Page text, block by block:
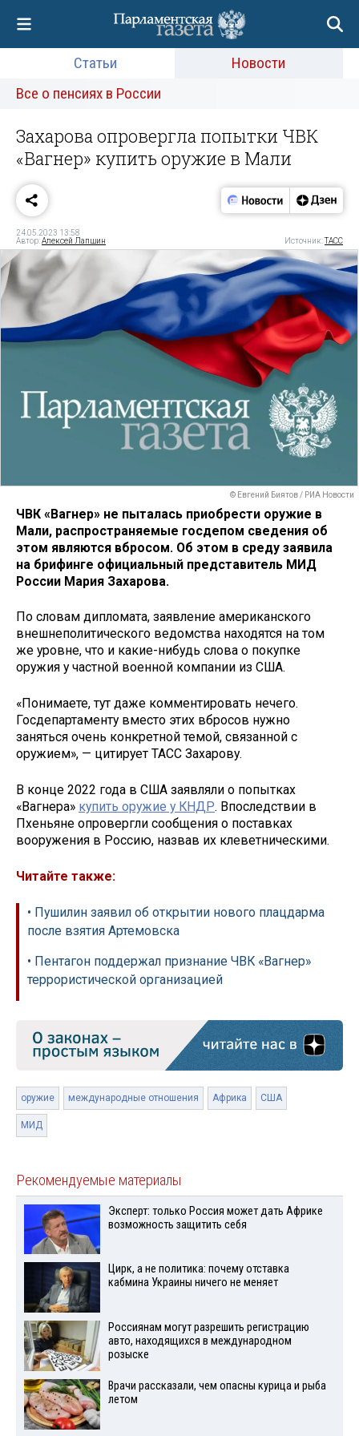
Статьи
Новости
Все о пенсиях в России
Захарова опровергла попытки ЧВК
«Вагнер» купить оружие в Мали
24.05.2023 13:58
Автор:Алексей Лапшин Источник:ТАСС
© Евгений Биятов / РИА Новости
ЧВК «Вагнер» не пыталась приобрести оружие в
Мали, распространяемые госдепом сведения об
этом являются вбросом. Об этом в среду заявила
на брифинге официальный представитель МИД
России Мария Захарова.
По словам дипломата, заявление американского
внешнеполитического ведомства находятся на том
же уровне, что и какие-нибудь слова о покупке
оружия у частной военной компании из США.
«Понимаете, тут даже комментировать нечего.
Госдепартаменту вместо этих вбросов нужно
заняться очень конкретной темой, связанной с
оружием», — цитирует ТАСС Захарову.
В конце 2022 года в США заявляли о попытках
«Вагнера» купить оружие у КНДР. Впоследствии в
Пхеньяне опровергли сообщения о поставках
вооружения в Россию, назвав их клеветническими.
Читайте также:
• Пушилин заявил об открытии нового плацдарма
после взятия Артемовска
• Пентагон поддержал признание ЧВК «Вагнер»
террористической организацией
оружие международные отношения Африка США
МИД
Рекомендуемые материалы
Эксперт: только Россия может дать Африке
возможность защитить себя
Цирк, а не политика: почему отставка
кабмина Украины ничего не меняет
Россиянам могут разрешить регистрацию
авто, находящихся в международном
розыске
Врачи рассказали, чем опасны курица и рыба
летом